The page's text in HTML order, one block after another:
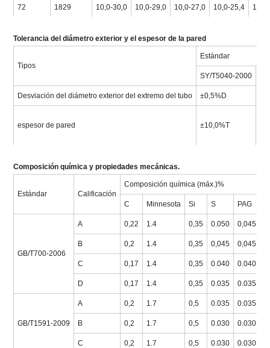
72 1829 10,0-30,0 10,0-29,0 10,0-27,0 10,0-25,4
Tolerancia del diámetro exterior y el espesor de la pared
Tipos
Estándar
SY/T5040-2000
Desviación del diámetro exterior del extremo del tubo ±0,5%D
espesor de pared ±10,0%T
Composición química y propiedades mecánicas.
Estándar Calificación
Composición química (máx.)%
C Minnesota Si S PAG
GB/T700-2006
A 0,22 1.4 0,35 0.050 0,045
B 0,2 1.4 0,35 0,045 0,045
C 0,17 1.4 0,35 0.040 0.040
D 0,17 1.4 0,35 0.035 0.035
GB/T1591-2009
A 0,2 1.7 0,5 0.035 0.035
B 0,2 1.7 0,5 0.030 0.030
C 0,2 1.7 0,5 0.030 0.030